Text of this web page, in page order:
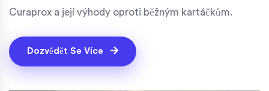
Curaprox a její výhody oproti běžným kartáčkům.
Dozvědět Se Více